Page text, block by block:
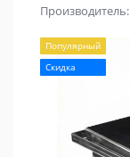
Производитель:
Популярный
Скидка